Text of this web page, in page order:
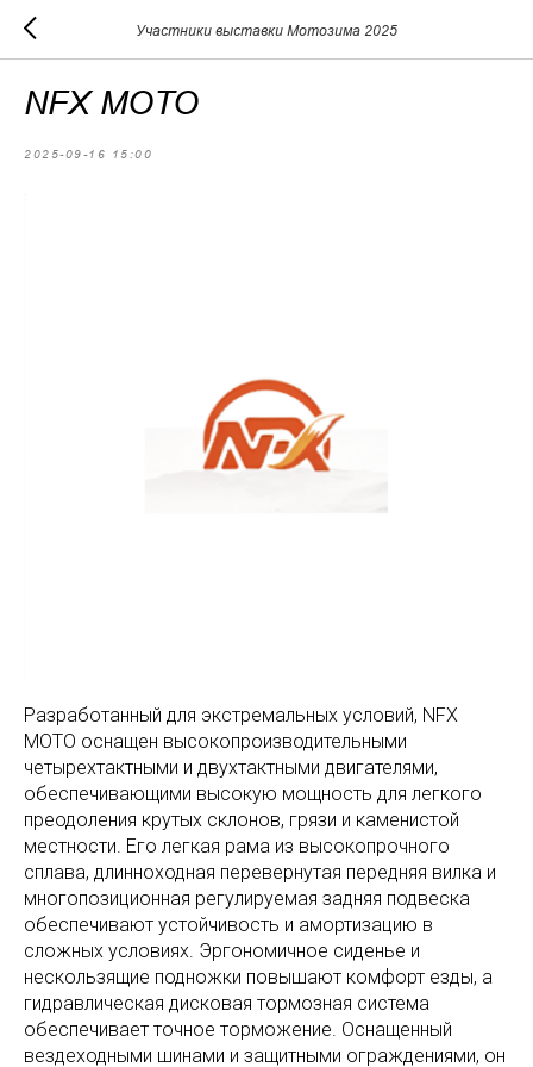
Участники выставки Мотозима 2025
NFX MOTO
2025-09-16 15:00
Разработанный для экстремальных условий, NFX
MOTO оснащен высокопроизводительными
четырехтактными и двухтактными двигателями,
обеспечивающими высокую мощность для легкого
преодоления крутых склонов, грязи и каменистой
местности. Его легкая рама из высокопрочного
сплава, длинноходная перевернутая передняя вилка и
многопозиционная регулируемая задняя подвеска
обеспечивают устойчивость и амортизацию в
сложных условиях. Эргономичное сиденье и
нескользящие подножки повышают комфорт езды, а
гидравлическая дисковая тормозная система
обеспечивает точное торможение. Оснащенный
вездеходными шинами и защитными ограждениями, он